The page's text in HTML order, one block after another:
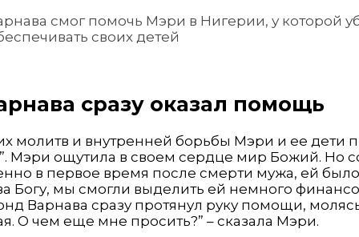
смог помочь Мэри в Нигерии, у которой
своих детей
сразу оказал помощь
молитв и внутренней борьбы Мэри и ее дети
Мэри ощутила в своем сердце мир Божий. Но
в первое время после смерти мужа, ей
Богу, мы смогли выделить ей немного
Варнава сразу протянул руку помощи,
О чем еще мне просить?” – сказала Мэри.